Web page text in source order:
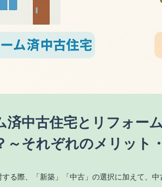
済中古住宅とリフォー
～それぞれのメリット
る際、「新築」「中古」の選択に加えて、